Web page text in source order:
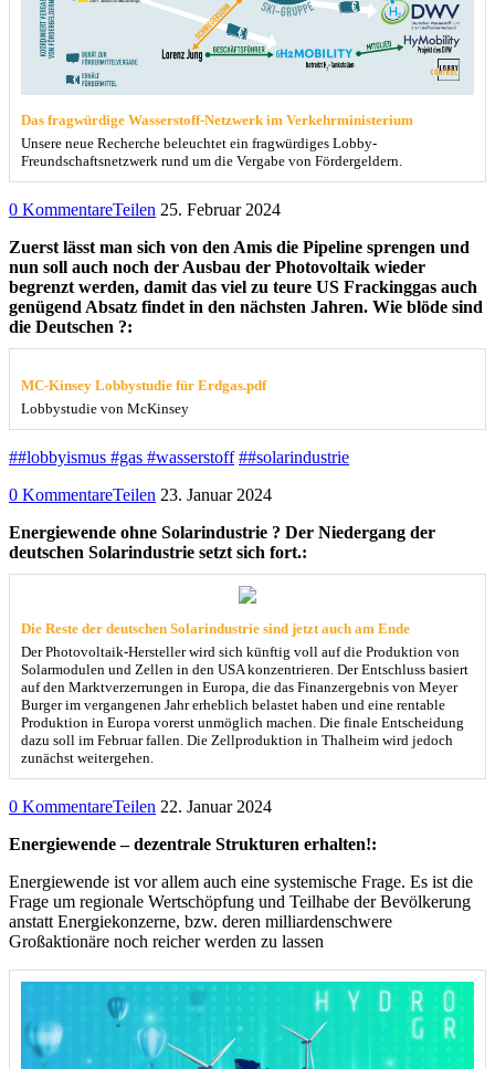
Das fragwürdige Wasserstoff-Netzwerk im Verkehrministerium
Unsere neue Recherche beleuchtet ein fragwürdiges Lobby-
Freundschaftsnetzwerk rund um die Vergabe von Fördergeldern.
0 KommentareTeilen 25. Februar 2024
Zuerst lässt man sich von den Amis die Pipeline sprengen und
nun soll auch noch der Ausbau der Photovoltaik wieder
begrenzt werden, damit das viel zu teure US Frackinggas auch
genügend Absatz findet in den nächsten Jahren. Wie blöde sind
die Deutschen ?:
MC-Kinsey Lobbystudie für Erdgas.pdf
Lobbystudie von McKinsey
##lobbyismus #gas #wasserstoff ##solarindustrie
0 KommentareTeilen 23. Januar 2024
Energiewende ohne Solarindustrie ? Der Niedergang der
deutschen Solarindustrie setzt sich fort.:
Die Reste der deutschen Solarindustrie sind jetzt auch am Ende
Der Photovoltaik-Hersteller wird sich künftig voll auf die Produktion von
Solarmodulen und Zellen in den USA konzentrieren. Der Entschluss basiert
auf den Marktverzerrungen in Europa, die das Finanzergebnis von Meyer
Burger im vergangenen Jahr erheblich belastet haben und eine rentable
Produktion in Europa vorerst unmöglich machen. Die finale Entscheidung
dazu soll im Februar fallen. Die Zellproduktion in Thalheim wird jedoch
zunächst weitergehen.
0 KommentareTeilen 22. Januar 2024
Energiewende – dezentrale Strukturen erhalten!:
Energiewende ist vor allem auch eine systemische Frage. Es ist die
Frage um regionale Wertschöpfung und Teilhabe der Bevölkerung
anstatt Energiekonzerne, bzw. deren milliardenschwere
Großaktionäre noch reicher werden zu lassen